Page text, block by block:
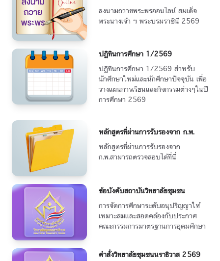
ลงนามถวายพระพรออนไลน์ สมเด็จ
พระนางเจ้า ฯ พระบรมราชินี 2569
ปฎิทินการศึกษา 1/2569
ปฎิทินการศึกษา 1/2569 สำหรับ
นักศึกษาใหม่และนักศึกษาปัจจุบัน เพื่อ
วางแผนการเรียนและกิจกรรมต่างๆในปี
การศึกษา 2569
หลักสูตรที่ผ่านการรับรองจาก ก.พ.
หลักสูตรที่ผ่านการรับรองจาก
ก.พ.สามารถตรวจสอบได้ที่นี่
ข้อบังคับสถาบันวิทยาลัยชุมชน
การจัดการศึกษาระดับอนุปริญญาให้
เหมาะสมและสอดคล้องกับประกาศ
คณะกรรมการมาตรฐานการอุดมศึกษา
คำสั่งวิทยาลัยชุมชนนราธิวาส 2569